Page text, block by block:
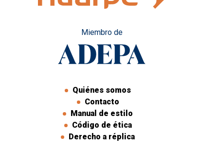
Miembro de
Quiénes somos
Contacto
Manual de estilo
Código de ética
Derecho a réplica